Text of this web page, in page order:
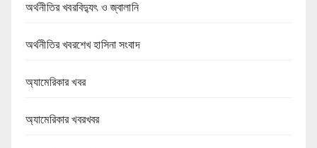
অর্থনীতির খবরবিদ্যুৎ ও জ্বালানি
অর্থনীতির খবরশেখ হাসিনা সংবাদ
অ্যামেরিকার খবর
অ্যামেরিকার খবরখবর